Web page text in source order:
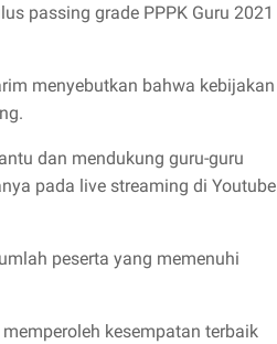
passing grade PPPK Guru 2021
menyebutkan bahwa kebijakan
dan mendukung guru-guru
pada live streaming di Youtube
peserta yang memenuhi
kesempatan terbaik